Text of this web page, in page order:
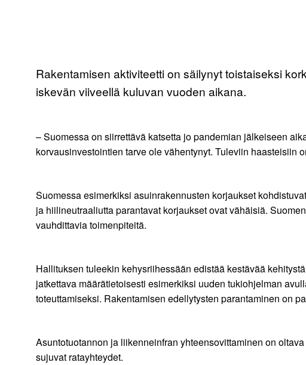
Rakentamisen aktiviteetti on säilynyt toistaiseksi
iskevän viiveellä kuluvan vuoden aikana.
– Suomessa on siirrettävä katsetta jo pandemian jälkeiseen
korvausinvestointien tarve ole vähentynyt. Tuleviin haasteisiin
Suomessa esimerkiksi asuinrakennusten korjaukset
ja hiilineutraaliutta parantavat korjaukset ovat vähäisiä.
vauhdittavia toimenpiteitä.
Hallituksen tuleekin kehysriihessään edistää kestävää
jatkettava määrätietoisesti esimerkiksi uuden tukiohjelman
toteuttamiseksi. Rakentamisen edellytysten parantaminen on
Asuntotuotannon ja liikenneinfran yhteensovittaminen on
sujuvat ratayhteydet.